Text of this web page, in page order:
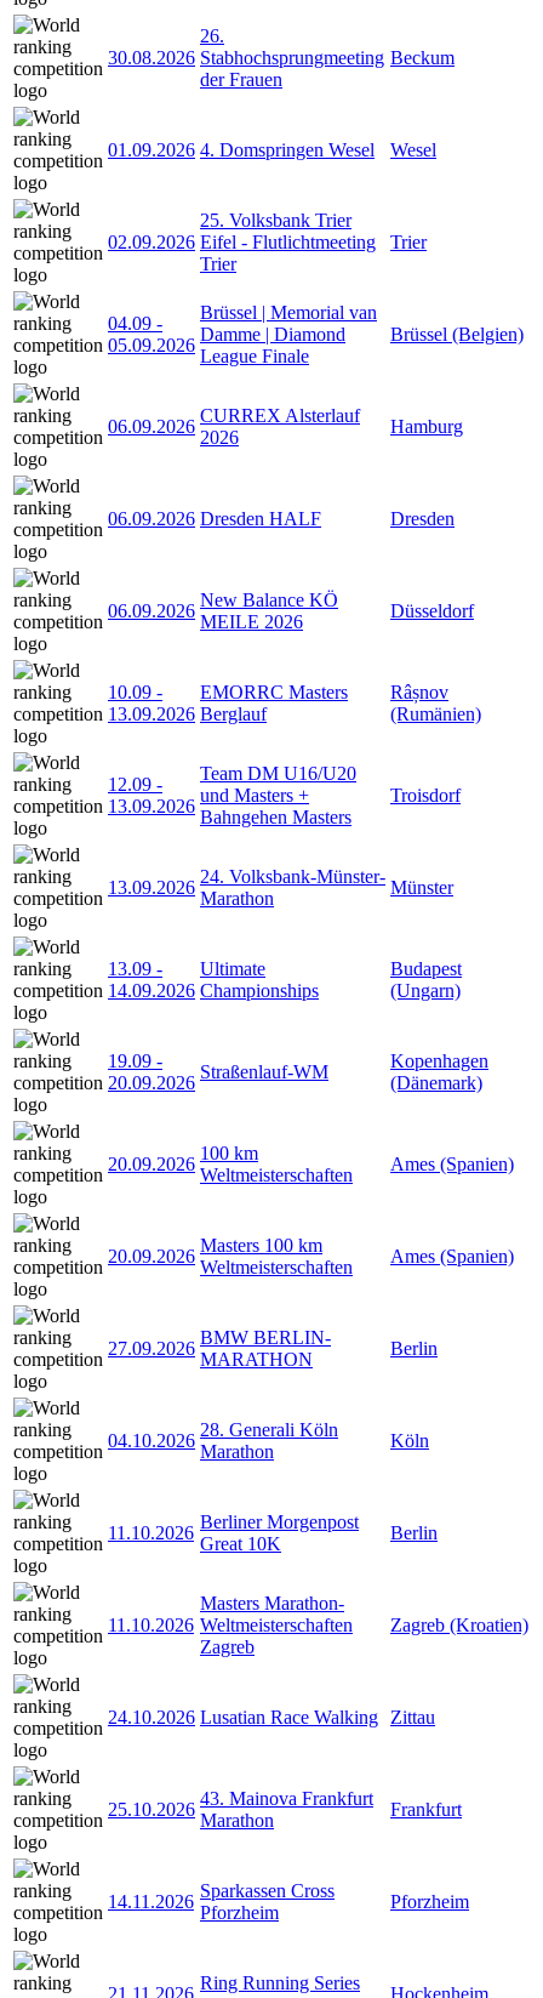
30.08.2026
26.
Stabhochsprungmeeting
der Frauen
Beckum
01.09.2026 4. Domspringen Wesel Wesel
02.09.2026
25. Volksbank Trier
Eifel - Flutlichtmeeting
Trier
Trier
04.09 -
05.09.2026
Brüssel | Memorial van
Damme | Diamond
League Finale
Brüssel (Belgien)
06.09.2026
CURREX Alsterlauf
2026
Hamburg
06.09.2026 Dresden HALF Dresden
06.09.2026
New Balance KÖ
MEILE 2026
Düsseldorf
10.09 -
13.09.2026
EMORRC Masters
Berglauf
Râșnov
(Rumänien)
12.09 -
13.09.2026
Team DM U16/U20
und Masters +
Bahngehen Masters
Troisdorf
13.09.2026
24. Volksbank-Münster-
Marathon
Münster
13.09 -
14.09.2026
Ultimate
Championships
Budapest
(Ungarn)
19.09 -
20.09.2026
Straßenlauf-WM
Kopenhagen
(Dänemark)
20.09.2026
100 km
Weltmeisterschaften
Ames (Spanien)
20.09.2026
Masters 100 km
Weltmeisterschaften
Ames (Spanien)
27.09.2026
BMW BERLIN-
MARATHON
Berlin
04.10.2026
28. Generali Köln
Marathon
Köln
11.10.2026
Berliner Morgenpost
Great 10K
Berlin
11.10.2026
Masters Marathon-
Weltmeisterschaften
Zagreb
Zagreb (Kroatien)
24.10.2026 Lusatian Race Walking Zittau
25.10.2026
43. Mainova Frankfurt
Marathon
Frankfurt
14.11.2026
Sparkassen Cross
Pforzheim
Pforzheim
Ring Running Series